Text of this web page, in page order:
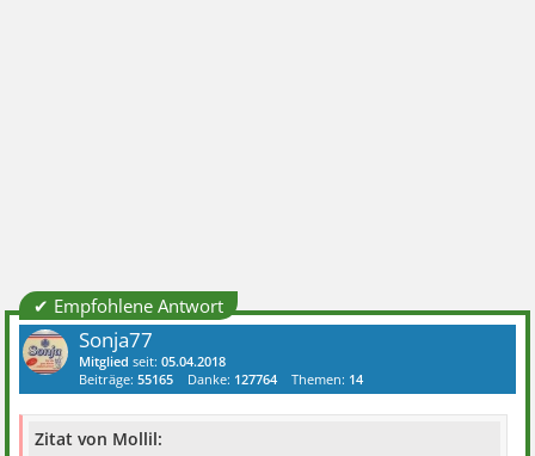
✔ Empfohlene Antwort
Sonja77
Mitglied seit:05.04.2018
Beiträge:55165 Danke: 127764 Themen: 14
Zitat von Mollil: